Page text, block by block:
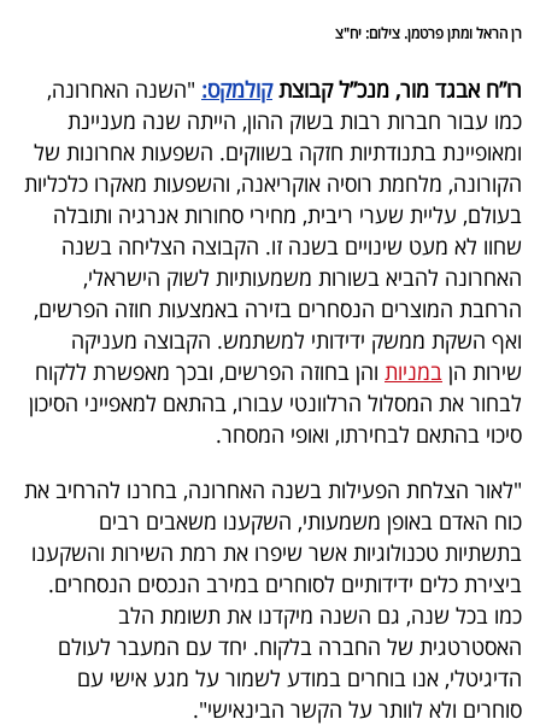
רן הראל ומתן פרטמן. צילום: יח"צ
רו”ח אבגד מור, מנכ”ל קבוצתקולמקס: "השנה האחרונה,
כמו עבור חברות רבות בשוק ההון, הייתה שנה מעניינת
ומאופיינת בתנודתיות חזקה בשווקים. השפעות אחרונות של
הקורונה, מלחמת רוסיה אוקריאנה, והשפעות מאקרו כלכליות
בעולם, עליית שערי ריבית, מחירי סחורות אנרגיה ותובלה
שחוו לא מעט שינויים בשנה זו. הקבוצה הצליחה בשנה
האחרונה להביא בשורות משמעותיות לשוק הישראלי,
הרחבת המוצרים הנסחרים בזירה באמצעות חוזה הפרשים,
ואף השקת ממשק ידידותי למשתמש. הקבוצה מעניקה
שירות הן במניות והן בחוזה הפרשים, ובכך מאפשרת ללקוח
לבחור את המסלול הרלוונטי עבורו, בהתאם למאפייני הסיכון
סיכוי בהתאם לבחירתו, ואופי המסחר.
"לאור הצלחת הפעילות בשנה האחרונה, בחרנו להרחיב את
כוח האדם באופן משמעותי, השקענו משאבים רבים
בתשתיות טכנולוגיות אשר שיפרו את רמת השירות והשקענו
ביצירת כלים ידידותיים לסוחרים במירב הנכסים הנסחרים.
כמו בכל שנה, גם השנה מיקדנו את תשומת הלב
האסטרטגית של החברה בלקוח. יחד עם המעבר לעולם
הדיגיטלי, אנו בוחרים במודע לשמור על מגע אישי עם
סוחרים ולא לוותר על הקשר הבינאישי".